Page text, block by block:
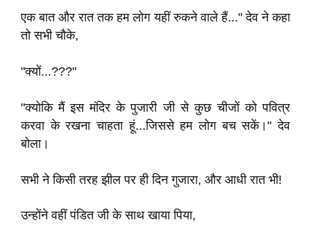
एक बात और रात तक हम लोग यहीं रुकने वाले हैं..." देव ने कहा
तो सभी चौके,
"क्यों...???"
"क्योकि मैं इस मंदिर के पुजारी जी से कुछ चीजों को पवित्र
करवा के रखना चाहता हूं...जिससे हम लोग बच सकें।" देव
बोला।
सभी ने किसी तरह झील पर ही दिन गुजारा, और आधी रात भी!
उन्होंने वहीं पंडित जी के साथ खाया पिया,